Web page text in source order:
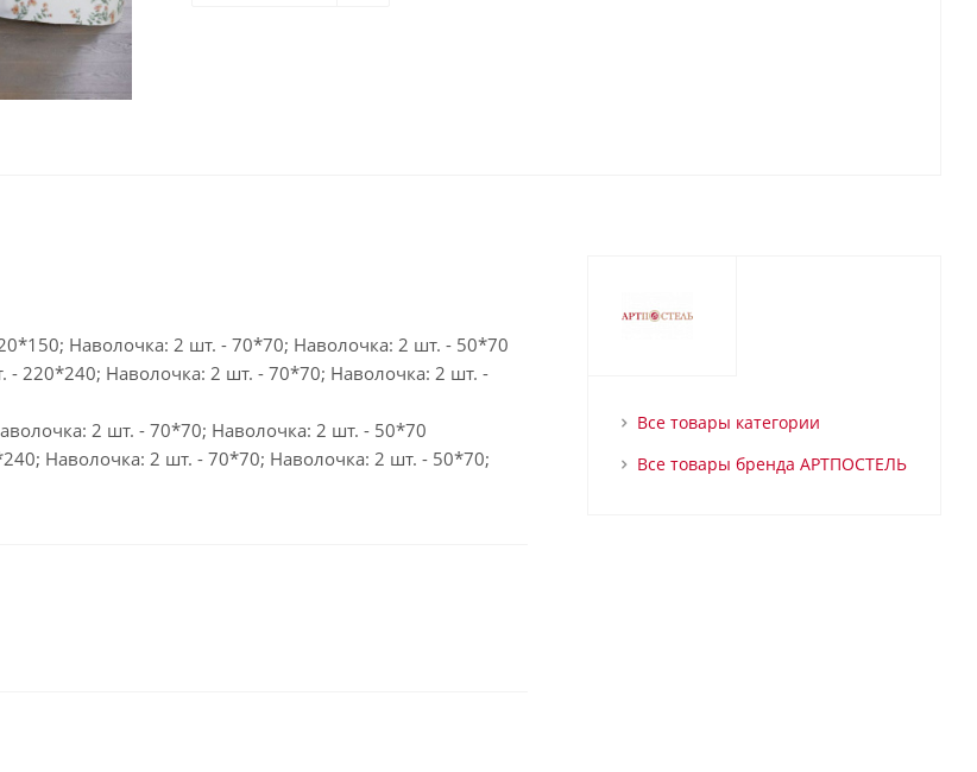
Наволочка: 2 шт. - 70*70; Наволочка: 2 шт. - 50*70
220*240; Наволочка: 2 шт. - 70*70; Наволочка: 2 шт. -
2 шт. - 70*70; Наволочка: 2 шт. - 50*70
Наволочка: 2 шт. - 70*70; Наволочка: 2 шт. - 50*70;
Все товары категории
Все товары бренда АРТПОСТЕЛЬ